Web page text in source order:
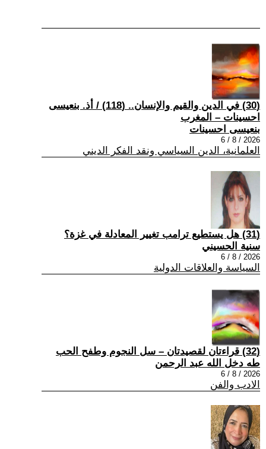
(30) في الدين والقيم والإنسان.. (118) / أذ. بنعيسى
احسينات – المغرب
بنعيسى احسينات
2026 / 8 / 6
العلمانية، الدين السياسي ونقد الفكر الديني
(31) هل يستطيع ترامب تغيير المعادلة في غزة؟
سنية الحسيني
2026 / 8 / 6
السياسة والعلاقات الدولية
(32) قراءتان لقصيدتان – سل النجوم وطفح الحب
طه دخل الله عبد الرحمن
2026 / 8 / 6
الادب والفن